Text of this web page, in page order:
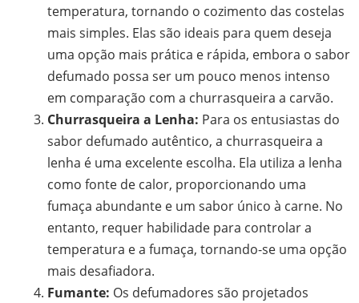
temperatura, tornando o cozimento das costelas
mais simples. Elas são ideais para quem deseja
uma opção mais prática e rápida, embora o sabor
defumado possa ser um pouco menos intenso
em comparação com a churrasqueira a carvão.
Churrasqueira a Lenha: Para os entusiastas do
sabor defumado autêntico, a churrasqueira a
lenha é uma excelente escolha. Ela utiliza a lenha
como fonte de calor, proporcionando uma
fumaça abundante e um sabor único à carne. No
entanto, requer habilidade para controlar a
temperatura e a fumaça, tornando-se uma opção
mais desafiadora.
Fumante: Os defumadores são projetados